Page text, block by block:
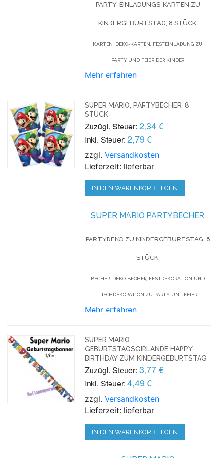
PARTY-EINLADUNGS-KARTEN ZU
KINDERGEBURTSTAG, 8 STÜCK.
KARTEN, DEKO-KARTEN, FESTEINLADUNG ZU
PARTY UND FEIER DER KINDER
Mehr erfahren
SUPER MARIO, PARTYBECHER, 8
STÜCK
Zuzügl. Steuer: 2,34 €
Inkl. Steuer: 2,79 €
zzgl.Versandkosten
Lieferzeit: lieferbar
IN DEN WARENKORB LEGEN
SUPER MARIO PARTYBECHER
PARTYDEKO ZU KINDERGEBURTSTAG, 8
STÜCK.
BECHER, DEKO-BECHER, FESTDEKORATION UND
TISCHDEKORATION ZU PARTY UND FEIER
Mehr erfahren
SUPER MARIO
GEBURTSTAGSGIRLANDE HAPPY
BIRTHDAY ZUM KINDERGEBURTSTAG
Zuzügl. Steuer: 3,77 €
Inkl. Steuer: 4,49 €
zzgl.Versandkosten
Lieferzeit: lieferbar
IN DEN WARENKORB LEGEN